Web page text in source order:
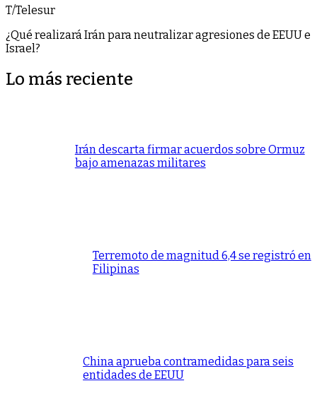
T/Telesur
¿Qué realizará Irán para neutralizar agresiones de EEUU e
Israel?
Lo más reciente
Irán descarta firmar acuerdos sobre Ormuz
bajo amenazas militares
Terremoto de magnitud 6,4 se registró en
Filipinas
China aprueba contramedidas para seis
entidades de EEUU